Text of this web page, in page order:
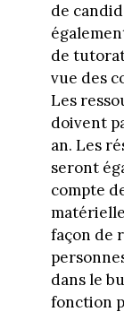
de
de
vue des
Les
doivent
an. Les
seront
compte
façon de
dans le
fonction